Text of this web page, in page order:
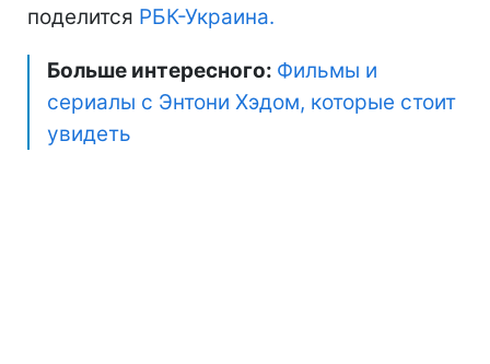
поделится РБК-Украина.
Больше интересного: Фильмы и
сериалы с Энтони Хэдом, которые стоит
увидеть